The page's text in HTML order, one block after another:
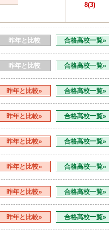
8(3)
昨年と比較 合格高校一覧»
昨年と比較 合格高校一覧»
昨年と比較» 合格高校一覧»
昨年と比較» 合格高校一覧»
昨年と比較» 合格高校一覧»
昨年と比較» 合格高校一覧»
昨年と比較» 合格高校一覧»
昨年と比較» 合格高校一覧»